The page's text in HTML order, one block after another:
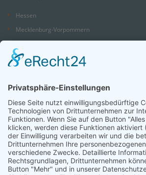
Hessen
Mecklenburg-Vorpommern
Niedersachsen
Nordrhein-Westfalen
Saarland
Sachsen
Sachsen-Anhalt
Schleswig-Holstein
Thüringen